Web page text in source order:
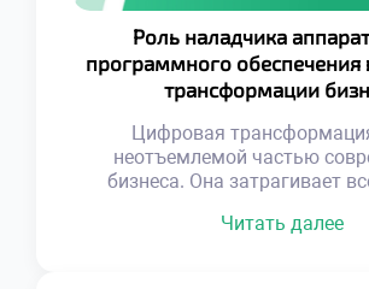
Роль наладчика
программного обеспечения
трансформации
Цифровая
неотъемлемой частью
бизнеса. Она затрагивает
до взаимодействия с
Читать далее